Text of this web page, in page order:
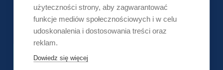
użyteczności strony, aby zagwarantować
funkcje mediów społecznościowych i w celu
udoskonalenia i dostosowania treści oraz
reklam.
Dowiedz się więcej
Kapitał zakładowy: 5000 PLN
Kontakt
+48 669 111 406